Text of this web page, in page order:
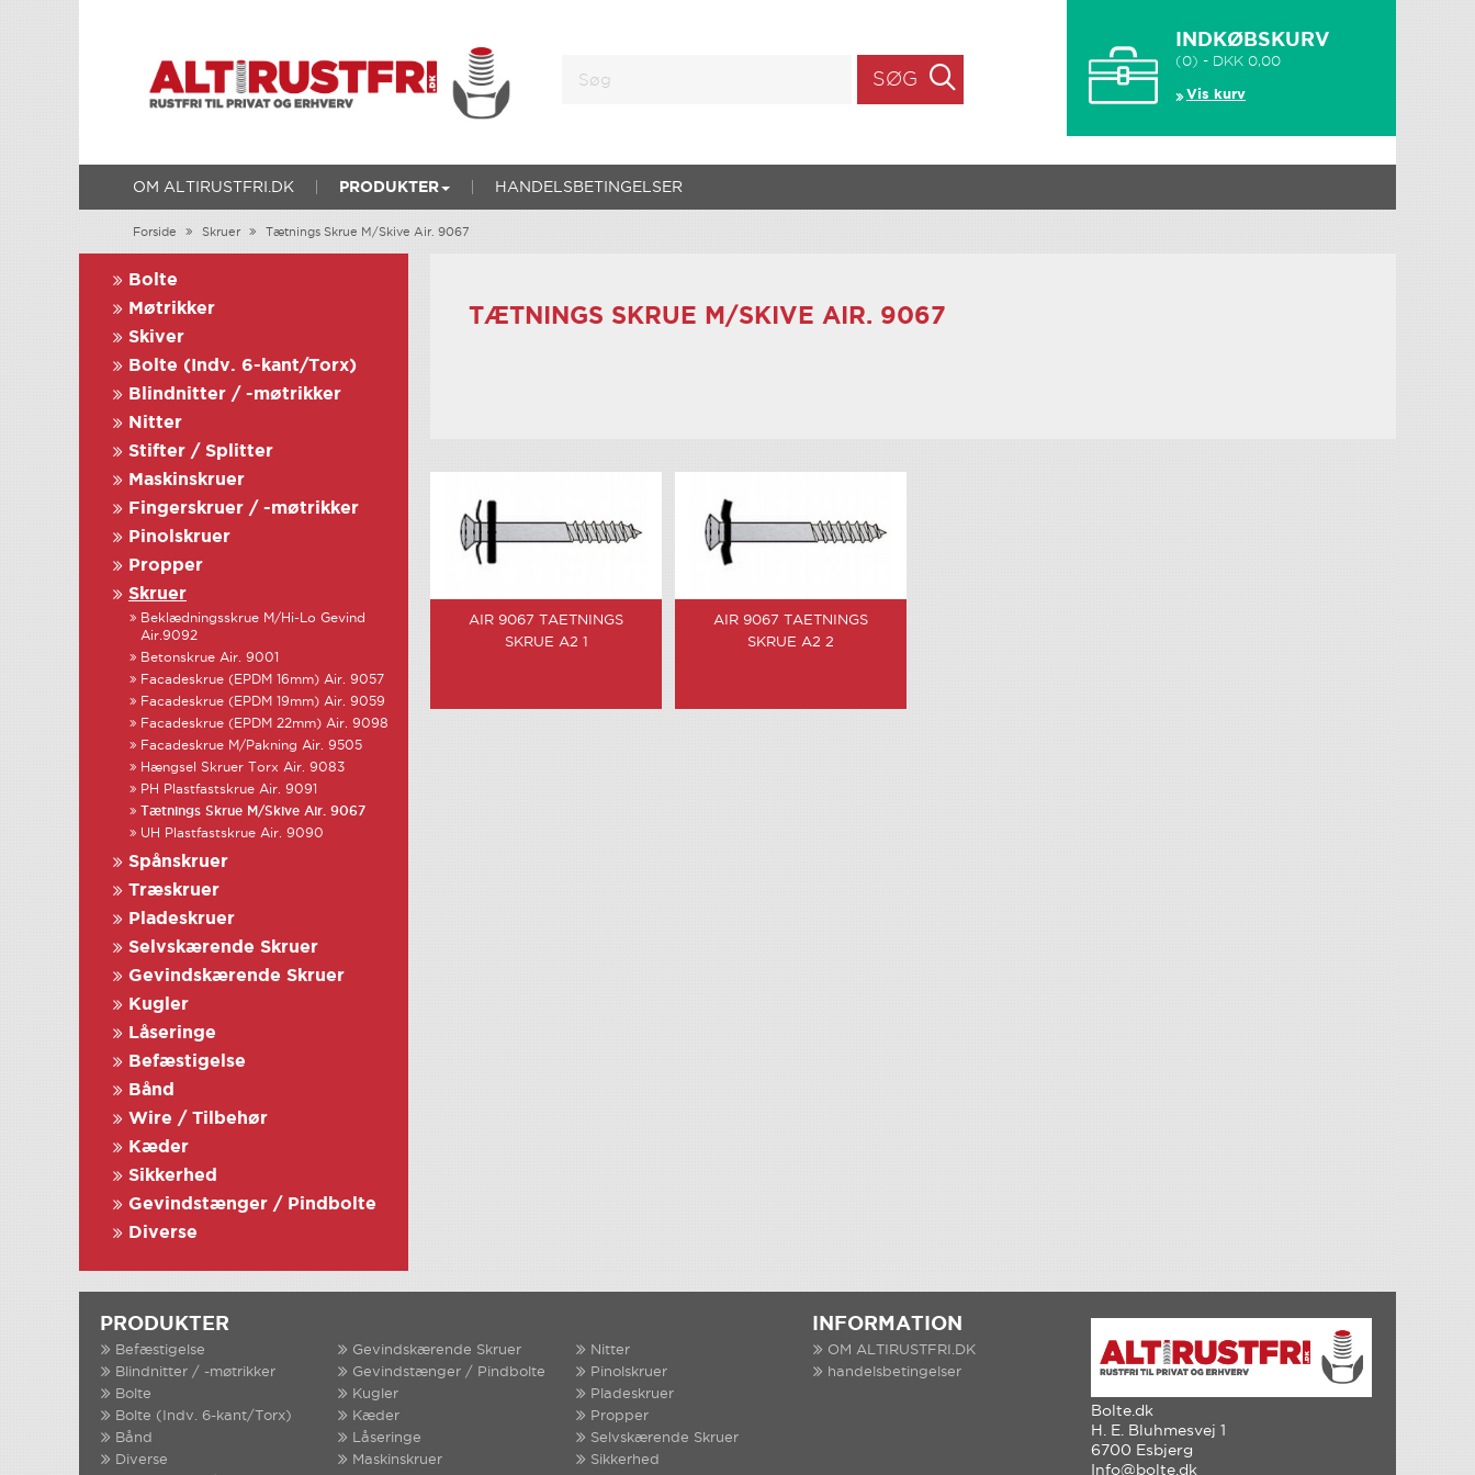
INDKØBSKURV
(0) - DKK 0,00
Vis kurv
OM ALTIRUSTFRI.DK PRODUKTER HANDELSBETINGELSER
SØG
Forside Skruer Tætnings Skrue M/Skive Air. 9067
Bolte
Møtrikker
Skiver
Bolte (Indv. 6-kant/Torx)
Blindnitter / -møtrikker
Nitter
Stifter / Splitter
Maskinskruer
Fingerskruer / -møtrikker
Pinolskruer
Propper
Skruer
Beklædningsskrue M/Hi-Lo Gevind
Air.9092
Betonskrue Air. 9001
Facadeskrue (EPDM 16mm) Air. 9057
Facadeskrue (EPDM 19mm) Air. 9059
Facadeskrue (EPDM 22mm) Air. 9098
Facadeskrue M/Pakning Air. 9505
Hængsel Skruer Torx Air. 9083
PH Plastfastskrue Air. 9091
Tætnings Skrue M/Skive Air. 9067
UH Plastfastskrue Air. 9090
Spånskruer
Træskruer
Pladeskruer
Selvskærende Skruer
Gevindskærende Skruer
Kugler
Låseringe
Befæstigelse
Bånd
Wire / Tilbehør
Kæder
Sikkerhed
Gevindstænger / Pindbolte
Diverse
TÆTNINGS SKRUE M/SKIVE AIR. 9067
AIR 9067 TAETNINGS
SKRUE A2 1
AIR 9067 TAETNINGS
SKRUE A2 2
PRODUKTER
Befæstigelse
Blindnitter / -møtrikker
Bolte
Bolte (Indv. 6-kant/Torx)
Bånd
Diverse
Gevindskærende Skruer
Gevindstænger / Pindbolte
Kugler
Kæder
Låseringe
Maskinskruer
Nitter
Pinolskruer
Pladeskruer
Propper
Selvskærende Skruer
Sikkerhed
INFORMATION
OM ALTIRUSTFRI.DK
handelsbetingelser
Bolte.dk
H. E. Bluhmesvej 1
6700 Esbjerg
Info@bolte.dk